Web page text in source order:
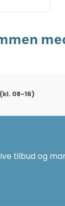
08-16)
tilbud og